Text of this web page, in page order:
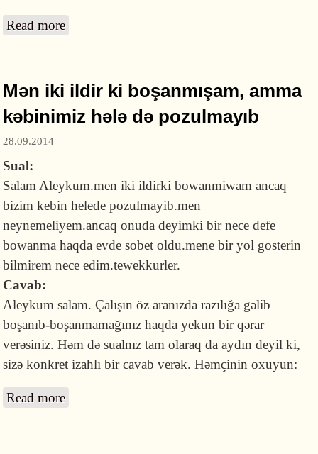
Read more
Mən iki ildir ki boşanmışam, amma
kəbinimiz hələ də pozulmayıb
28.09.2014
Sual:
Salam Aleykum.men iki ildirki bowanmiwam ancaq
bizim kebin helede pozulmayib.men
neynemeliyem.ancaq onuda deyimki bir nece defe
bowanma haqda evde sobet oldu.mene bir yol gosterin
bilmirem nece edim.tewekkurler.
Cavab:
Aleykum salam. Çalışın öz aranızda razılığa gəlib
boşanıb-boşanmamağınız haqda yekun bir qərar
verəsiniz. Həm də sualnız tam olaraq da aydın deyil ki,
sizə konkret izahlı bir cavab verək. Həmçinin oxuyun:
Read more